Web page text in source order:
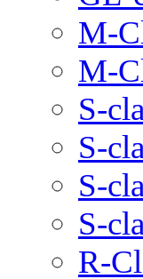
M-
M-
S-
S-
S-
S-
R-